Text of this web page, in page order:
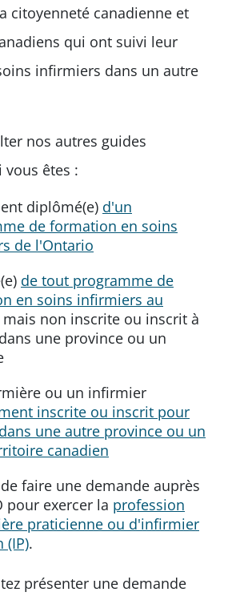
citoyenneté canadienne et
qui ont suivi leur
infirmiers dans un autre
nos autres guides
êtes :
diplômé(e) d'un
de formation en soins
de l'Ontario
de tout programme de
en soins infirmiers au
mais non inscrite ou inscrit à
une province ou un
ou un infirmier
inscrite ou inscrit pour
une autre province ou un
canadien
faire une demande auprès
pour exercer la profession
praticienne ou d'infirmier
(IP).
présenter une demande